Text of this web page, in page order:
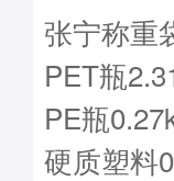
张宁称重
PET瓶
PE瓶
硬质塑料